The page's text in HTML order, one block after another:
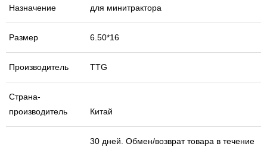
Назначение для минитрактора
Размер 6.50*16
Производитель TTG
Страна-
производитель
Китай
30 дней. Обмен/возврат товара в течение